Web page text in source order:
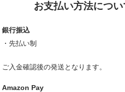
お支払い方法につい
銀行振込
・先払い制
ご入金確認後の発送となります。
Amazon Pay